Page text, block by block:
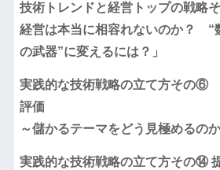
技術トレンドと経営トップの戦略
経営は本当に相容れないのか？ “
の武器”に変えるには？」
実践的な技術戦略の立て方その⑥
評価
～儲かるテーマをどう見極めるの
実践的な技術戦略の立て方その⑭